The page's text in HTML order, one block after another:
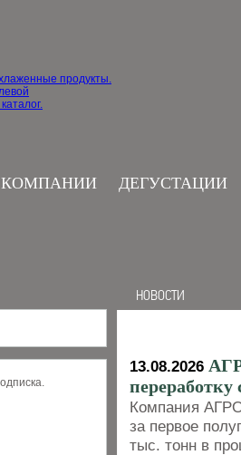
КОМПАНИИ ДЕГУСТАЦИИ
НОВОСТИ
13.08.2026
Компания
за первое
тыс. тонн в